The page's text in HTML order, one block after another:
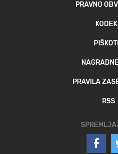
PRAVNO
PRAVILA
RSS